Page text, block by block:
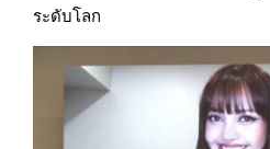
ระดับโลก